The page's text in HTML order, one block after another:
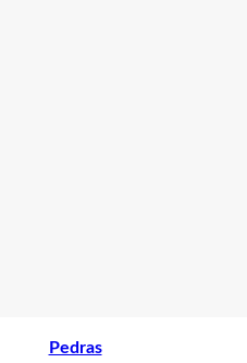
Pedras